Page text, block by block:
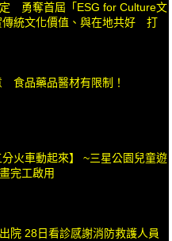
勇奪首屆「ESG for Culture文
傳統文化價值、與在地共好 打
食品藥品醫材有限制！
分火車動起來】 ~三星公園兒童遊
完工啟用
院 28日看診感謝消防救護人員